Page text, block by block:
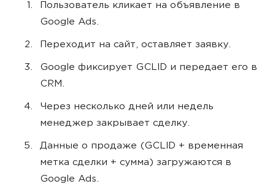
Пользователь кликает на объявление в
Google Ads.
Переходит на сайт, оставляет заявку.
Google фиксирует GCLID и передает его в
CRM.
Через несколько дней или недель
менеджер закрывает сделку.
Данные о продаже (GCLID + временная
метка сделки + сумма) загружаются в
Google Ads.